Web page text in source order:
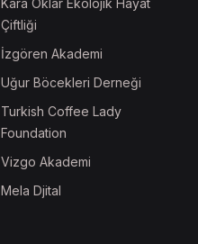
Kara Oklar Ekolojik Hayat
Çiftliği
İzgören Akademi
Uğur Böcekleri Derneği
Turkish Coffee Lady
Foundation
Vizgo Akademi
Mela Djital